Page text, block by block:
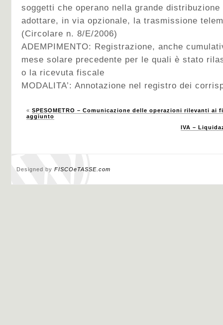
soggetti che operano nella grande distribuzione
adottare, in via opzionale, la trasmissione
(Circolare n. 8/E/2006)
ADEMPIMENTO: Registrazione, anche
mese solare precedente per le quali è stato
o la ricevuta fiscale
MODALITA’: Annotazione nel registro dei
« SPESOMETRO – Comunicazione delle operazioni rilevanti ai
aggiunto
IVA –
Designed by FISCOeTASSE.com